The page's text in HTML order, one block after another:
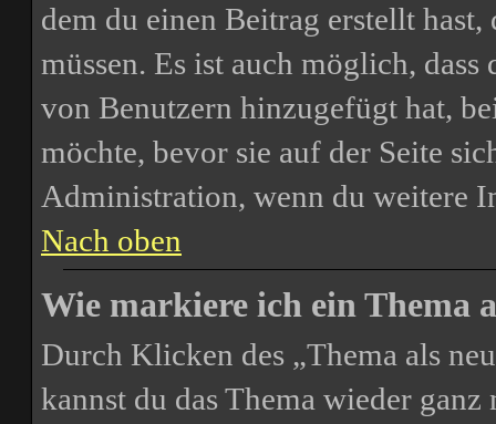
dem du einen Beitrag erstellt
müssen. Es ist auch möglich,
von Benutzern hinzugefügt hat,
möchte, bevor sie auf der Seite
Administration, wenn du weitere
Nach oben
Wie markiere ich ein Thema
Durch Klicken des „Thema als
kannst du das Thema wieder